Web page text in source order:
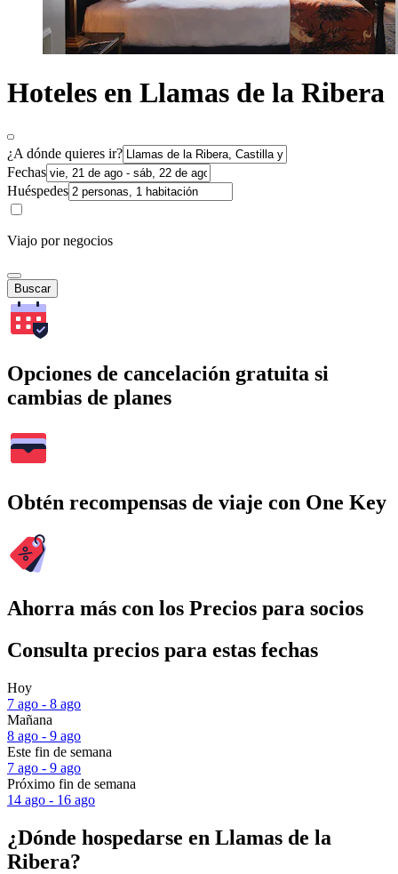
Hoteles en Llamas de la Ribera
¿A dónde quieres ir?
Fechas
Huéspedes
Viajo por negocios
Buscar
Opciones de cancelación gratuita si
cambias de planes
Obtén recompensas de viaje con One Key
Ahorra más con los Precios para socios
Consulta precios para estas fechas
Hoy
7 ago - 8 ago
Mañana
8 ago - 9 ago
Este fin de semana
7 ago - 9 ago
Próximo fin de semana
14 ago - 16 ago
¿Dónde hospedarse en Llamas de la
Ribera?